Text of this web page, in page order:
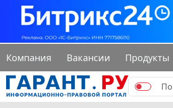
Компания Вакансии Продукты